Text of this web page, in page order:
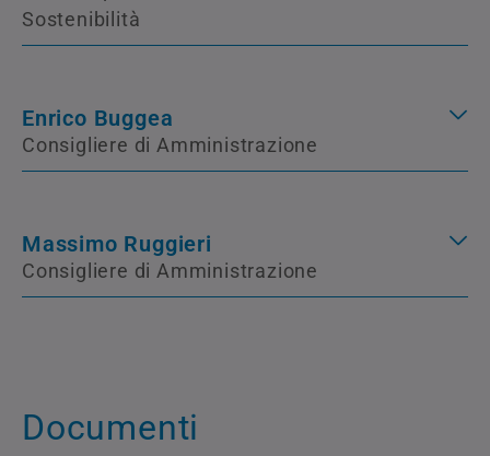
Sostenibilità
Enrico Buggea
Consigliere di Amministrazione
Massimo Ruggieri
Consigliere di Amministrazione
Documenti